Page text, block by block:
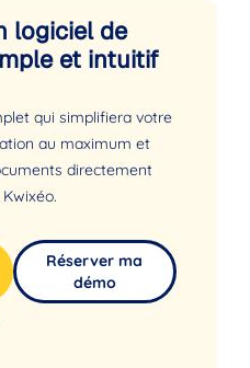
logiciel de
et intuitif
qui simplifiera votre
au maximum et
directement
Réserver ma
démo